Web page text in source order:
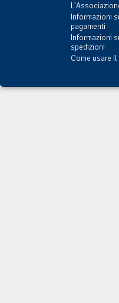
Informazioni
pagamenti
Informazioni
spedizioni
Come usare